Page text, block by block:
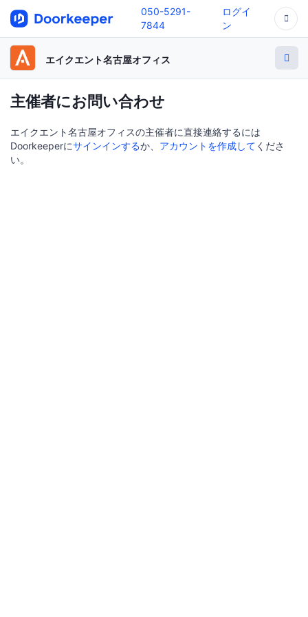
050-5291-
7844
ログイ
ン
エイクエント名古屋オフィス
主催者にお問い合わせ
エイクエント名古屋オフィスの主催者に直接連絡するには
Doorkeeperにサインインするか、 アカウントを作成して くださ
い。